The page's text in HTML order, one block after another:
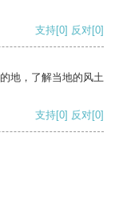
支持[0] 反对[0]
地，了解当地的风土
支持[0] 反对[0]